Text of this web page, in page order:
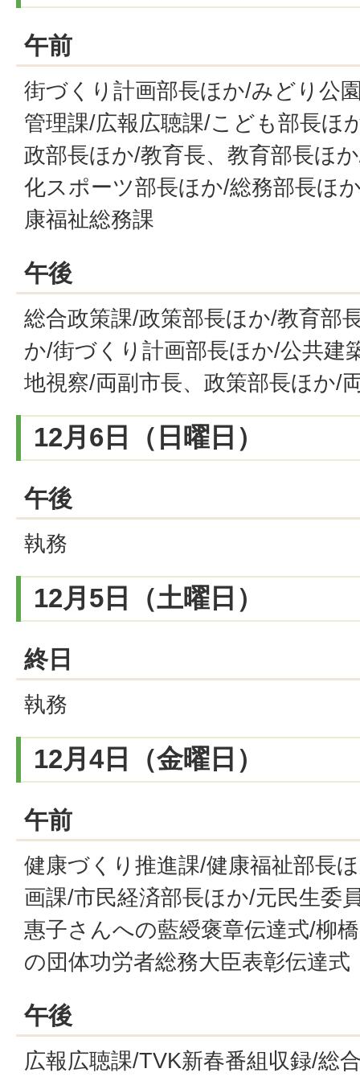
午前
街づくり計画部長ほか/みどり公
管理課/広報広聴課/こども部長ほ
政部長ほか/教育長、教育部長ほ
化スポーツ部長ほか/総務部長ほ
康福祉総務課
午後
総合政策課/政策部長ほか/教育部
か/街づくり計画部長ほか/公共建
地視察/両副市長、政策部長ほか/
12月6日（日曜日）
午後
執務
12月5日（土曜日）
終日
執務
12月4日（金曜日）
午前
健康づくり推進課/健康福祉部長
画課/市民経済部長ほか/元民生委
惠子さんへの藍綬褒章伝達式/柳
の団体功労者総務大臣表彰伝達式
午後
広報広聴課/TVK新春番組収録/総